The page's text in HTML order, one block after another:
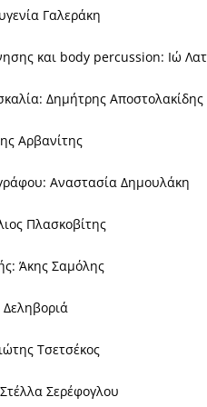
Γαλεράκη
και body percussion: Iώ
Δημήτρης Αποστολακίδης
Αρβανίτης
Αναστασία Δημουλάκη
Πλασκοβίτης
Άκης Σαμόλης
Τσετσέκος
Σερέφογλου